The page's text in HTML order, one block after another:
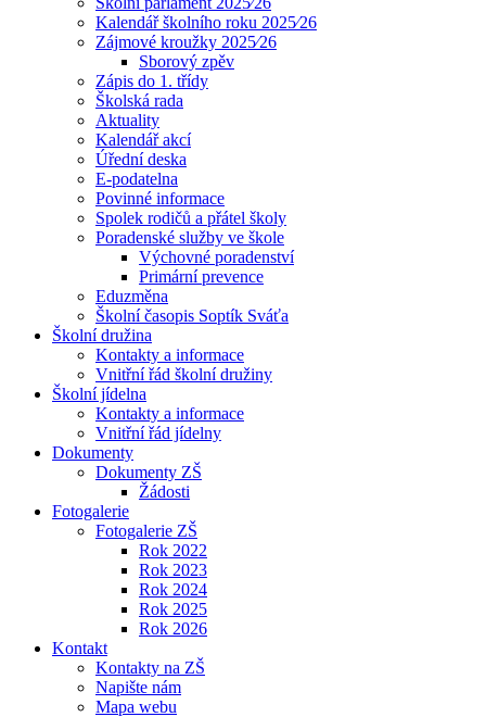
Kalendář školního roku 2025⁄26
Zájmové kroužky 2025⁄26
Sborový zpěv
Zápis do 1. třídy
Školská rada
Aktuality
Kalendář akcí
Úřední deska
E-podatelna
Povinné informace
Spolek rodičů a přátel školy
Poradenské služby ve škole
Výchovné poradenství
Primární prevence
Eduzměna
Školní časopis Soptík Sváťa
Školní družina
Kontakty a informace
Vnitřní řád školní družiny
Školní jídelna
Kontakty a informace
Vnitřní řád jídelny
Dokumenty
Dokumenty ZŠ
Žádosti
Fotogalerie
Fotogalerie ZŠ
Rok 2022
Rok 2023
Rok 2024
Rok 2025
Rok 2026
Kontakt
Kontakty na ZŠ
Napište nám
Mapa webu